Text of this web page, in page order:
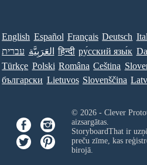
English Español Français Deutsch
עברית العَرَبِيَّة हिन्दी ру́сский язы́к
Türkçe Polski Româna Ceština
български Lietuvos Slovenščina
© 2026 - Clever
aizsargātas.
StoryboardThat ir
preču zīme, kas
birojā.